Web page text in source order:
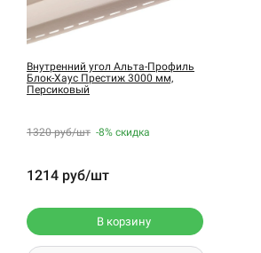
Внутренний угол Альта-Профиль
Блок-Хаус Престиж 3000 мм,
Персиковый
1320 руб/шт -8% скидка
1214 руб/шт
В корзину